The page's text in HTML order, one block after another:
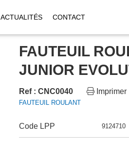
ACTUALITÉS CONTACT
FAUTEUIL
JUNIOR
Ref : CNC0040 Imprimer
FAUTEUIL ROULANT
Code LPP 9124710